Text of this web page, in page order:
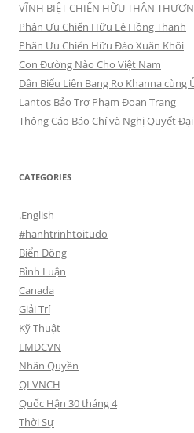
VĨNH BIỆT CHIẾN HỮU THÂN
Phân Ưu Chiến Hữu Lê Hồng Thanh
Phân Ưu Chiến Hữu Đào Xuân Khôi
Con Đường Nào Cho Việt Nam
Dân Biểu Liên Bang Ro Khanna cùng
Lantos Bảo Trợ Phạm Đoan Trang
Thông Cáo Báo Chí và Nghị Quyết
CATEGORIES
.English
#hanhtrinhtoitudo
Biển Đông
Bình Luận
Canada
Giải Trí
Kỹ Thuật
LMDCVN
Nhân Quyền
QLVNCH
Quốc Hận 30 tháng 4
Thời Sự